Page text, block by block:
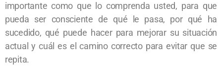
importante como que lo comprenda usted, para que
pueda ser consciente de qué le pasa, por qué ha
sucedido, qué puede hacer para mejorar su situación
actual y cuál es el camino correcto para evitar que se
repita.